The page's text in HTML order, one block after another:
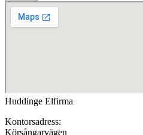
Huddinge Elfirma
Kontorsadress:
Körsångarvägen